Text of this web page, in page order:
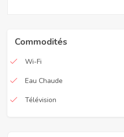
Commodités
Wi-Fi
Eau Chaude
Télévision